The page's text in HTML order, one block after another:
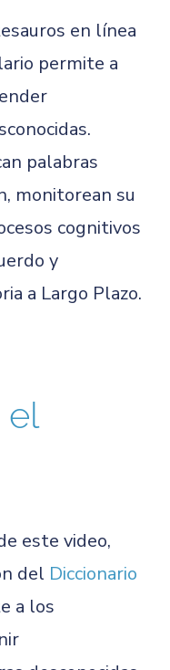
en línea
permite a
palabras
monitorean su
cognitivos
y
a Largo Plazo.
el
este video,
del Diccionario
a los